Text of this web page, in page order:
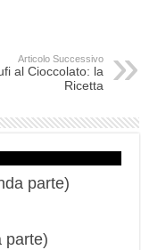
Articolo Successivo
al Cioccolato: la
Ricetta
parte)
parte)